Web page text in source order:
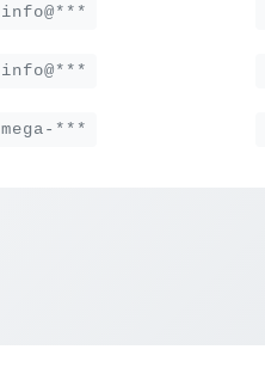
info@***
info@***
mega-***